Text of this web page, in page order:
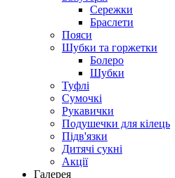
Cережки
Браслети
Пояси
Шубки та горжетки
Болеро
Шубки
Туфлі
Сумочкі
Рукавички
Подушечки для кілець
Підв'язки
Дитячі сукні
Акції
Галерея